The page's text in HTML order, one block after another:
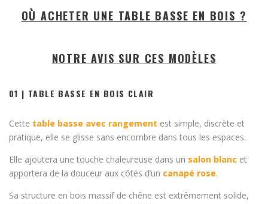
OÙ ACHETER UNE TABLE BASSE EN BOIS ?
NOTRE AVIS SUR CES MODÈLES
01 | TABLE BASSE EN BOIS CLAIR
Cette table basse avec rangement est simple, discrète et
pratique, elle se glisse sans encombre dans tous les espaces.
Elle ajoutera une touche chaleureuse dans un salon blanc et
apportera de la douceur aux côtés d’un canapé rose.
Sa structure en bois massif de chêne est extrêmement solide,